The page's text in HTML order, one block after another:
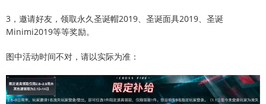
3，邀请好友，领取永久圣诞帽2019、圣诞面具2019、圣诞
Minimi2019等等奖励。
图中活动时间不对，请以实际为准：